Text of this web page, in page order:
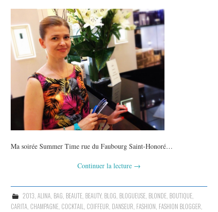
Ma soirée Summer Time rue du Faubourg Saint-Honoré…
Continuer la lecture →
2013, ALINA, BAG, BEAUTE, BEAUTY, BLOG, BLOGUEUSE, BLONDE, BOUTIQUE,
CARITA, CHAMPAGNE, COCKTAIL, COIFFEUR, DANSEUR, FASHION, FASHION BLOGGER,